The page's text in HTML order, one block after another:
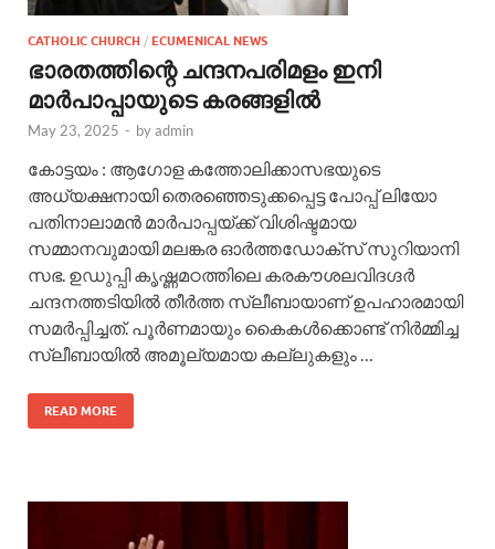
CATHOLIC CHURCH / ECUMENICAL NEWS
ഭാരതത്തിന്റെ ചന്ദനപരിമളം ഇനി
മാർപാപ്പായുടെ കരങ്ങളിൽ
May 23, 2025 - byadmin
കോട്ടയം : ആഗോള കത്തോലിക്കാസഭയുടെ
അധ്യക്ഷനായി തെരഞ്ഞെടുക്കപ്പെട്ട പോപ്പ് ലിയോ
പതിനാലാമൻ മാർപാപ്പയ്ക്ക് ‌വിശിഷ്ടമായ
സമ്മാനവുമായി മലങ്കര ഓർത്തഡോക്സ് സുറിയാനി
സഭ. ഉ‍ഡുപ്പി കൃഷ്ണമഠത്തിലെ കരകൗശലവിദഗ്ദർ
ചന്ദനത്തടിയിൽ തീർത്ത സ്ലീബായാണ് ഉപഹാരമായി
സമർപ്പിച്ചത്. പൂർണമായും കൈകൾക്കൊണ്ട് നിർമ്മിച്ച
സ്ലീബായിൽ അമൂല്യമായ കല്ലുകളും …
READ MORE